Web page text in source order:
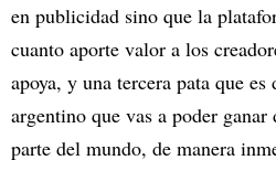
en publicidad sino que la
cuanto aporte valor a los
apoya, y una tercera pata que
argentino que vas a poder
parte del mundo, de manera